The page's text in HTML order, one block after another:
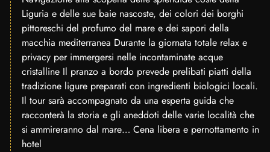
Liguria e delle sue baie nascoste, dei colori dei borghi
pittoreschi del profumo del mare e dei sapori della
macchia mediterranea Durante la giornata totale relax e
privacy per immergersi nelle incontaminate acque
cristalline Il pranzo a bordo prevede prelibati piatti della
tradizione ligure preparati con ingredienti biologici locali.
Il tour sarà accompagnato da una esperta guida che
racconterà la storia e gli aneddoti delle varie località che
si ammireranno dal mare… Cena libera e pernottamento in
hotel